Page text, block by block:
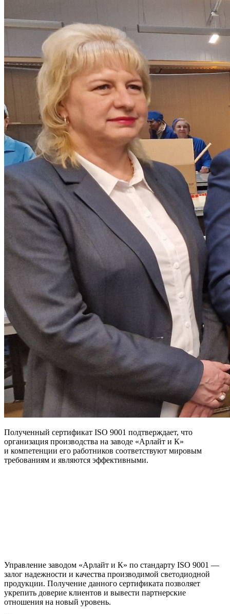
Полученный сертификат ISO 9001 подтверждает, что
организация производства на заводе «Арлайт и К»
и компетенции его работников соответствуют мировым
требованиям и являются эффективными.
Управление заводом «Арлайт и К» по стандарту ISO 9001 —
залог надежности и качества производимой светодиодной
продукции. Получение данного сертификата позволяет
укрепить доверие клиентов и вывести партнерские
отношения на новый уровень.